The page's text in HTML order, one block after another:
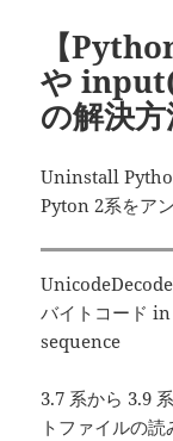
【
や
の解決
Uninstall
Pyton 2系をア
バイトコード
sequence
3.7 系から 3.9
トファイルの